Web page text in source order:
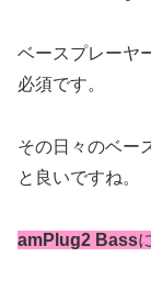
ベースプレーヤ
必須です。
その日々のベー
と良いですね。
amPlug2 Bass